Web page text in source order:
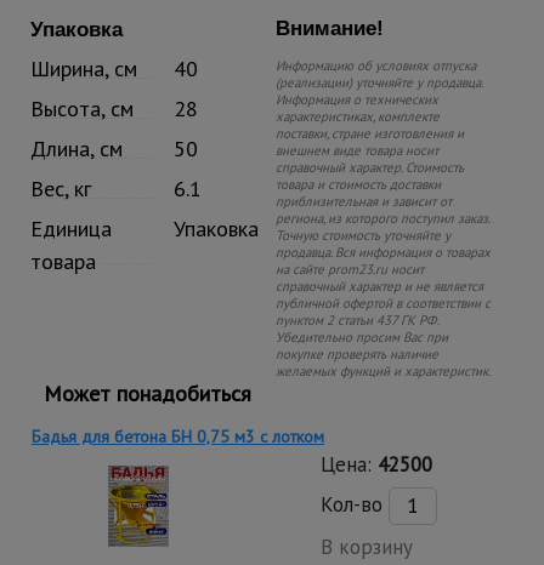
Упаковка
Ширина, см
40
Высота, см
28
Длина, см
50
Вес, кг
6.1
Единица
товара
Упаковка
Внимание!
Информацию об условиях отпуска
(реализации) уточняйте у продавца.
Информация о технических
характеристиках, комплекте
поставки, стране изготовления и
внешнем виде товара носит
справочный характер. Стоимость
товара и стоимость доставки
приблизительная и зависит от
региона, из которого поступил заказ.
Точную стоимость уточняйте у
продавца. Вся информация о товарах
на сайте prom23.ru носит
справочный характер и не является
публичной офертой в соответствии с
пунктом 2 статьи 437 ГК РФ.
Убедительно просим Вас при
покупке проверять наличие
желаемых функций и характеристик.
Может понадобиться
Бадья для бетона БН 0,75 м3 с лотком
Цена: 42500
Кол-во
В корзину